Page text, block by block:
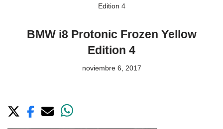
Edition 4
BMW i8 Protonic Frozen Yellow
Edition 4
noviembre 6, 2017